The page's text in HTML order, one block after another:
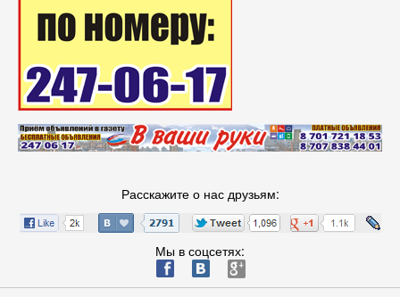
Расскажите о нас друзьям:
Мы в соцсетях:
ä æ è